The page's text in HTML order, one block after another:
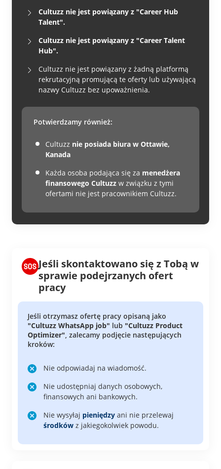
Cultuzz nie jest powiązany z "Career Hub
Talent".
Cultuzz nie jest powiązany z "Career Talent
Hub".
Cultuzz nie jest powiązany z żadną platformą
rekrutacyjną promującą te oferty lub używającą
nazwy Cultuzz bez upoważnienia.
Potwierdzamy również:
Cultuzz nie posiada biura w Ottawie,
Kanada
Każda osoba podająca się za menedżera
finansowego Cultuzz w związku z tymi
ofertami nie jest pracownikiem Cultuzz.
Jeśli skontaktowano się z Tobą w
sprawie podejrzanych ofert
pracy
Jeśli otrzymasz ofertę pracy opisaną jako
"Cultuzz WhatsApp job" lub "Cultuzz Product
Optimizer" , zalecamy podjęcie następujących
kroków:
Nie odpowiadaj na wiadomość.
Nie udostępniaj danych osobowych,
finansowych ani bankowych.
Nie wysyłaj pieniędzy ani nie przelewaj
środków z jakiegokolwiek powodu.